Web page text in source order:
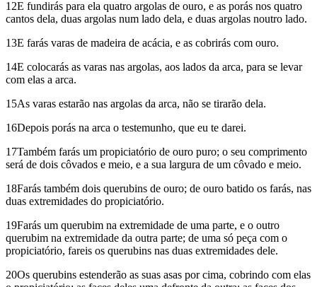
12E fundirás para ela quatro argolas de ouro, e as porás nos quatro
cantos dela, duas argolas num lado dela, e duas argolas noutro lado.
13E farás varas de madeira de acácia, e as cobrirás com ouro.
14E colocarás as varas nas argolas, aos lados da arca, para se levar
com elas a arca.
15As varas estarão nas argolas da arca, não se tirarão dela.
16Depois porás na arca o testemunho, que eu te darei.
17Também farás um propiciatório de ouro puro; o seu comprimento
será de dois côvados e meio, e a sua largura de um côvado e meio.
18Farás também dois querubins de ouro; de ouro batido os farás, nas
duas extremidades do propiciatório.
19Farás um querubim na extremidade de uma parte, e o outro
querubim na extremidade da outra parte; de uma só peça com o
propiciatório, fareis os querubins nas duas extremidades dele.
20Os querubins estenderão as suas asas por cima, cobrindo com elas